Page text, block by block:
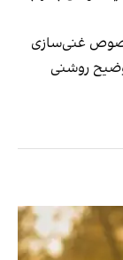
خصوص غنی‌سازی
روشنی